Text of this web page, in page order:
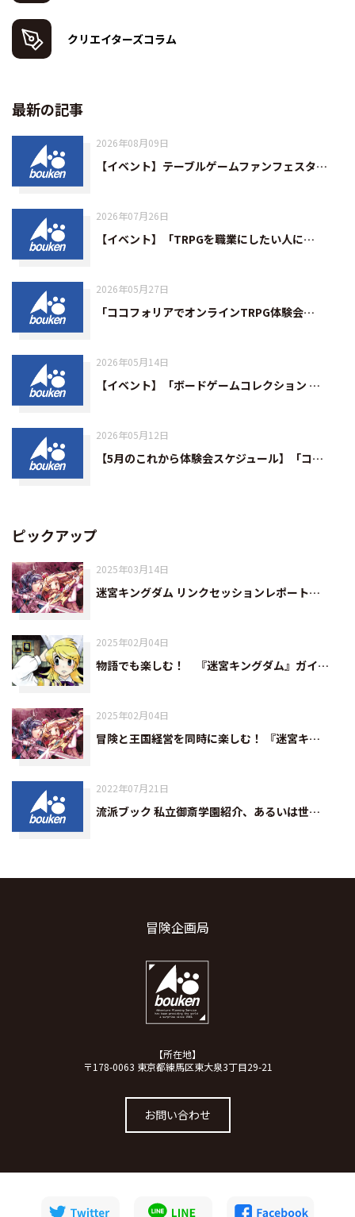
クリエイターズコラム
最新の記事
2026年08月09日
【イベント】テーブルゲームファンフェスタ…
2026年07月26日
【イベント】「TRPGを職業にしたい人に…
2026年05月27日
「ココフォリアでオンラインTRPG体験会…
2026年05月14日
【イベント】「ボードゲームコレクション …
2026年05月12日
【5月のこれから体験会スケジュール】「コ…
ピックアップ
2025年03月14日
迷宮キングダム リンクセッションレポート…
2025年02月04日
物語でも楽しむ！ 『迷宮キングダム』ガイ…
2025年02月04日
冒険と王国経営を同時に楽しむ！ 『迷宮キ…
2022年07月21日
流派ブック 私立御斎学園紹介、あるいは世…
冒険企画局
【所在地】
〒178-0063 東京都練馬区東大泉3丁目29-21
お問い合わせ